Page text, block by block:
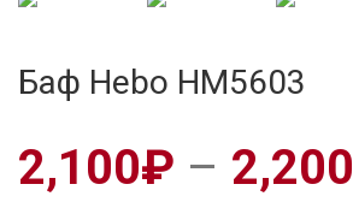
Баф Hebo HM5603
2,100₽ – 2,200